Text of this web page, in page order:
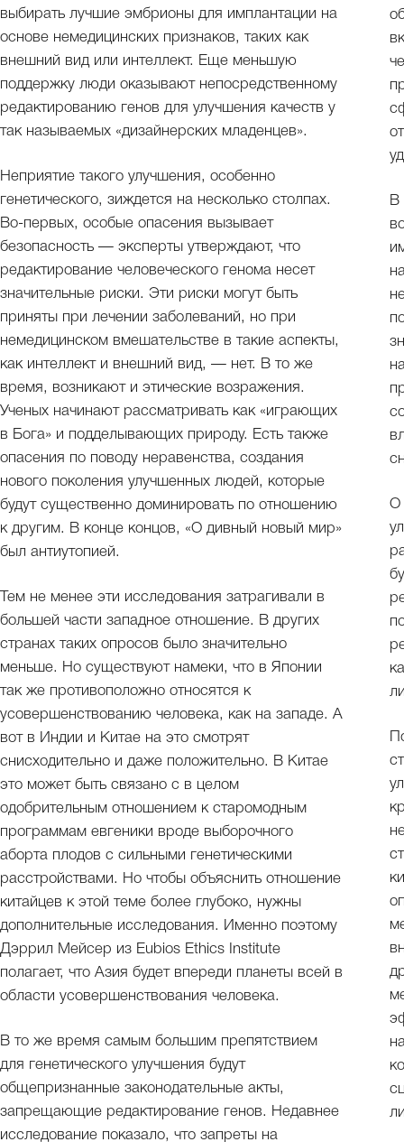
выбирать лучшие эмбрионы для имплантации на
основе немедицинских признаков, таких как
внешний вид или интеллект. Еще меньшую
поддержку люди оказывают непосредственному
редактированию генов для улучшения качеств у
так называемых «дизайнерских младенцев».
Неприятие такого улучшения, особенно
генетического, зиждется на несколько столпах.
Во-первых, особые опасения вызывает
безопасность — эксперты утверждают, что
редактирование человеческого генома несет
значительные риски. Эти риски могут быть
приняты при лечении заболеваний, но при
немедицинском вмешательстве в такие аспекты,
как интеллект и внешний вид, — нет. В то же
время, возникают и этические возражения.
Ученых начинают рассматривать как «играющих
в Бога» и подделывающих природу. Есть также
опасения по поводу неравенства, создания
нового поколения улучшенных людей, которые
будут существенно доминировать по отношению
к другим. В конце концов, «О дивный новый мир»
был антиутопией.
Тем не менее эти исследования затрагивали в
большей части западное отношение. В других
странах таких опросов было значительно
меньше. Но существуют намеки, что в Японии
так же противоположно относятся к
усовершенствованию человека, как на западе. А
вот в Индии и Китае на это смотрят
снисходительно и даже положительно. В Китае
это может быть связано с в целом
одобрительным отношением к старомодным
программам евгеники вроде выборочного
аборта плодов с сильными генетическими
расстройствами. Но чтобы объяснить отношение
китайцев к этой теме более глубоко, нужны
дополнительные исследования. Именно поэтому
Дэррил Мейсер из Eubios Ethics Institute
полагает, что Азия будет впереди планеты всей в
области усовершенствования человека.
В то же время самым большим препятствием
для генетического улучшения будут
общепризнанные законодательные акты,
запрещающие редактирование генов. Недавнее
исследование показало, что запреты на
В
О